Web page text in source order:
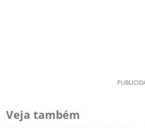
Veja também